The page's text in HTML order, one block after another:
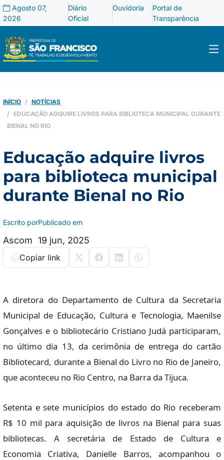
Agosto 07,
2026
Diário
Oficial
Ouvidoria
Portal de
Transparência
INÍCIO
NOTÍCIAS
EDUCAÇÃO ADQUIRE LIVROS PARA BIBLIOTECA MUNICIPAL DURANTE
BIENAL NO RIO
Educação adquire livros
para biblioteca municipal
durante Bienal no Rio
Escrito por
Ascom
Publicado em
19 jun, 2025
Copiar link
A diretora do Departamento de Cultura da Secretaria
Municipal de Educação, Cultura e Tecnologia, Maenilse
Gonçalves e o bibliotecário Cristiano Judá participaram,
no último dia 13, da cerimônia de entrega do cartão
Bibliotecard, durante a Bienal do Livro no Rio de Janeiro,
que aconteceu no Rio Centro, na Barra da Tijuca.
Setenta e sete municípios do estado do Rio receberam
R$ 10 mil para aquisição de livros na Bienal para suas
bibliotecas. A secretária de Estado de Cultura e
Economia Criativa, Danielle Barros, acompanhou o